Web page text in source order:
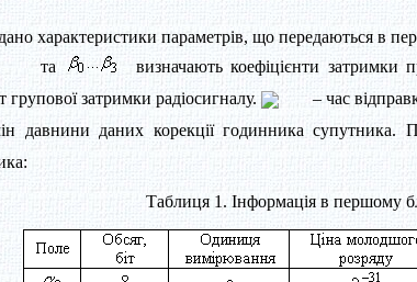
характеристики параметрів, що передаються в
та
визначають коефіцієнти затримки
групової затримки радіосигналу.
– час
давнини даних корекції годинника супутника.
Таблиця 1. Інформація в першому